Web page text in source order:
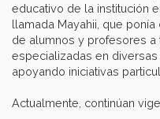
educativo de la institución
llamada Mayahii, que
de alumnos y profesores
especializadas en
apoyando iniciativas
Actualmente, continúan